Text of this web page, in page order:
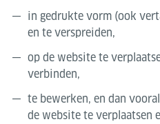
in gedrukte vorm (ook
en te verspreiden,
op de website te
verbinden,
te bewerken, en dan
de website te verplaatsen